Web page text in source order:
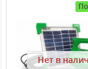
Нет в